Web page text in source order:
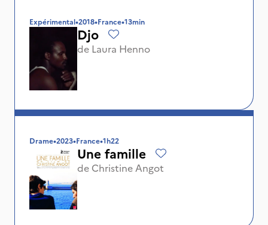
Expérimental•2018•France•13min
Djo
de Laura Henno
Drame•2023•France•1h22
Une famille
de Christine Angot